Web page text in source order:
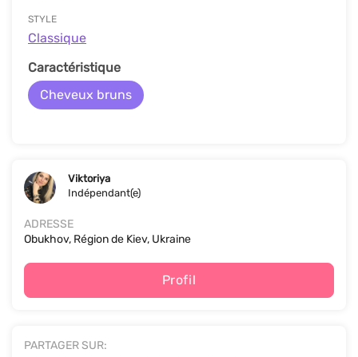
STYLE
Classique
Caractéristique
Cheveux bruns
Viktoriya
Indépendant(e)
ADRESSE
Obukhov, Région de Kiev, Ukraine
Profil
PARTAGER SUR: